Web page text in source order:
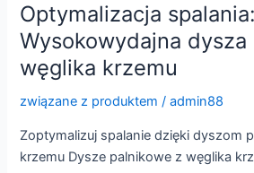
Optymalizacja spalania:
Wysokowydajna dysza
węglika krzemu
związane z produktem /admin88
Zoptymalizuj spalanie dzięki dyszom
krzemu Dysze palnikowe z węglika